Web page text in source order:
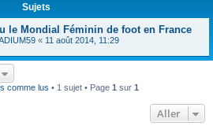
Sujets
le Mondial Féminin de foot en France
« 11 août 2014, 11:29
comme lus • 1 sujet • Page 1 sur 1
Aller